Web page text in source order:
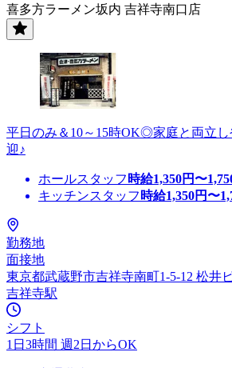
喜多方ラーメン坂内 吉祥寺南口店
平日のみ＆10～15時OK◎家庭と両立
迎♪
ホールスタッフ 時給1,350円〜
キッチンスタッフ 時給1,350円〜
勤務地
面接地
東京都武蔵野市吉祥寺南町1-5-12 松井
吉祥寺駅
シフト
1日3時間 週2日からOK